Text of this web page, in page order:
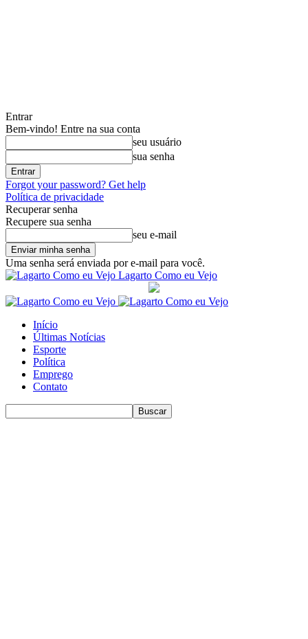
Entrar
Bem-vindo! Entre na sua conta
seu usuário
sua senha
Forgot your password? Get help
Política de privacidade
Recuperar senha
Recupere sua senha
seu e-mail
Uma senha será enviada por e-mail para você.
Lagarto Como eu Vejo
Início
Últimas Notícias
Esporte
Política
Emprego
Contato